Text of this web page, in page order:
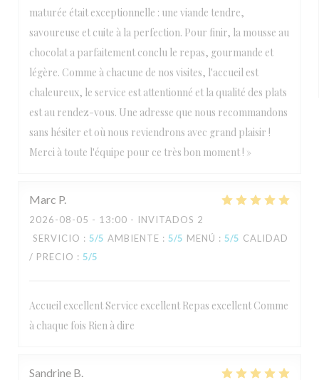
maturée était exceptionnelle : une viande tendre,
savoureuse et cuite à la perfection. Pour finir, la mousse au
chocolat a parfaitement conclu le repas, gourmande et
légère. Comme à chacune de nos visites, l'accueil est
chaleureux, le service est attentionné et la qualité des plats
est au rendez-vous. Une adresse que nous recommandons
sans hésiter et où nous reviendrons avec grand plaisir !
Merci à toute l'équipe pour ce très bon moment ! »
Marc P
2026-08-05 - 13:00 - INVITADOS 2
SERVICIO : 5/5 AMBIENTE : 5/5 MENÚ : 5/5 CALIDAD
/ PRECIO : 5/5
Accueil excellent Service excellent Repas excellent Comme
à chaque fois Rien à dire
Sandrine B